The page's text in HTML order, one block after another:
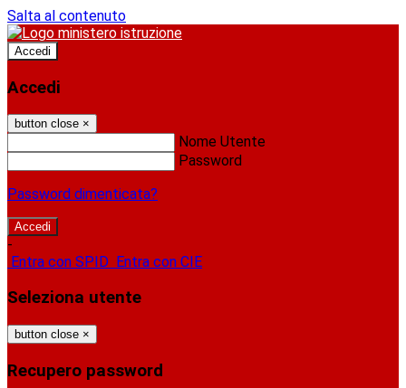
Salta al contenuto
Accedi
Accedi
button close ×
Nome Utente
Password
Password dimenticata?
-
Entra con SPID Entra con CIE
Seleziona utente
button close ×
Recupero password